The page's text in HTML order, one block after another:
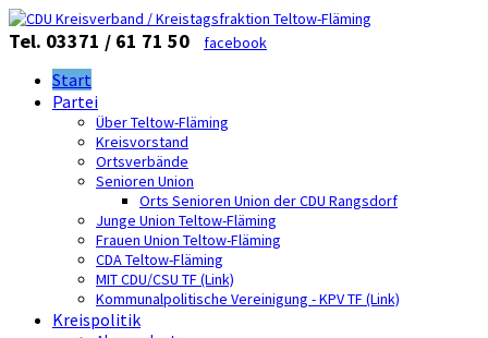
Tel. 03371 / 61 71 50 facebook
Start
Partei
Über Teltow-Fläming
Kreisvorstand
Ortsverbände
Senioren Union
Orts Senioren Union der CDU Rangsdorf
Junge Union Teltow-Fläming
Frauen Union Teltow-Fläming
CDA Teltow-Fläming
MIT CDU/CSU TF (Link)
Kommunalpolitische Vereinigung - KPV TF (Link)
Kreispolitik